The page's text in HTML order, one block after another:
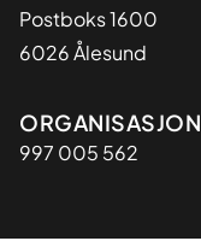
Postboks 1600
6026 Ålesund
997 005 562